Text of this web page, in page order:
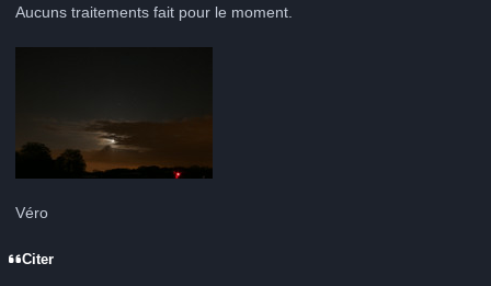
Aucuns traitements fait pour le moment.
Véro
Citer